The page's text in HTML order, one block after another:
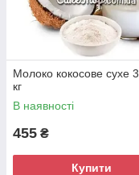
Молоко кокосове сухе
кг
В наявності
455 ₴
Купити